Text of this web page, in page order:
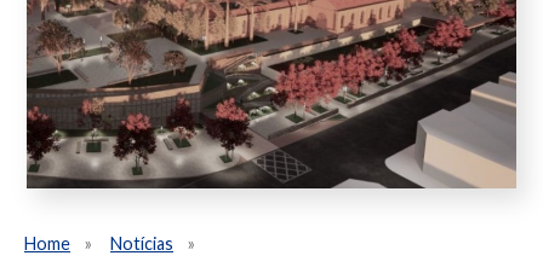
Home
Notícias